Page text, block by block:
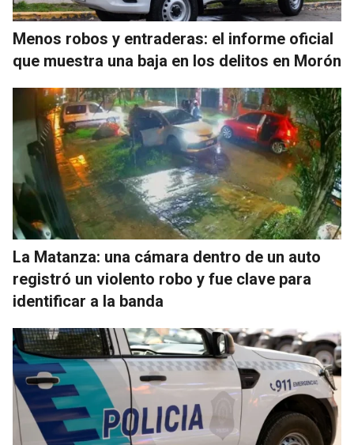
Menos robos y entraderas: el informe oficial
que muestra una baja en los delitos en Morón
La Matanza: una cámara dentro de un auto
registró un violento robo y fue clave para
identificar a la banda